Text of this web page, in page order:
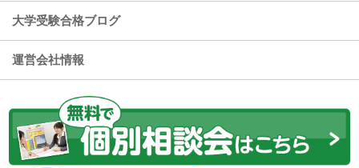
大学受験合格ブログ
運営会社情報